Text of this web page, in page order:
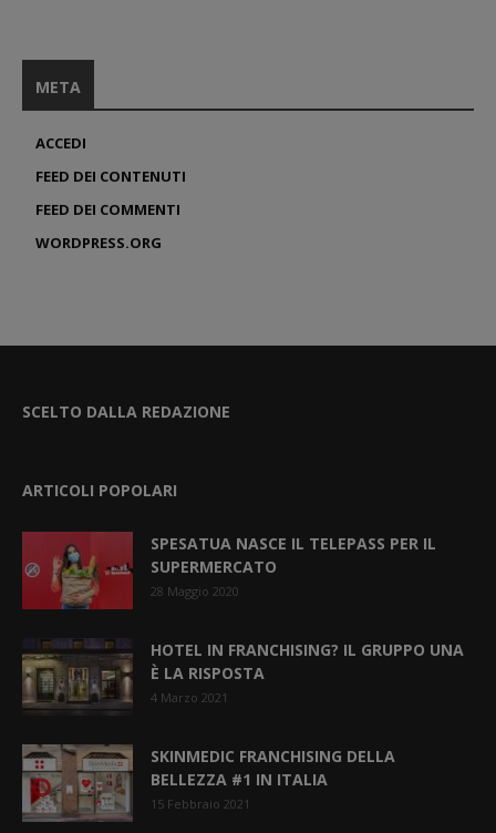
META
ACCEDI
FEED DEI CONTENUTI
FEED DEI COMMENTI
WORDPRESS.ORG
SCELTO DALLA REDAZIONE
ARTICOLI POPOLARI
SPESATUA NASCE IL TELEPASS PER IL
SUPERMERCATO
28 Maggio 2020
HOTEL IN FRANCHISING? IL GRUPPO UNA
È LA RISPOSTA
4 Marzo 2021
SKINMEDIC FRANCHISING DELLA
BELLEZZA #1 IN ITALIA
15 Febbraio 2021